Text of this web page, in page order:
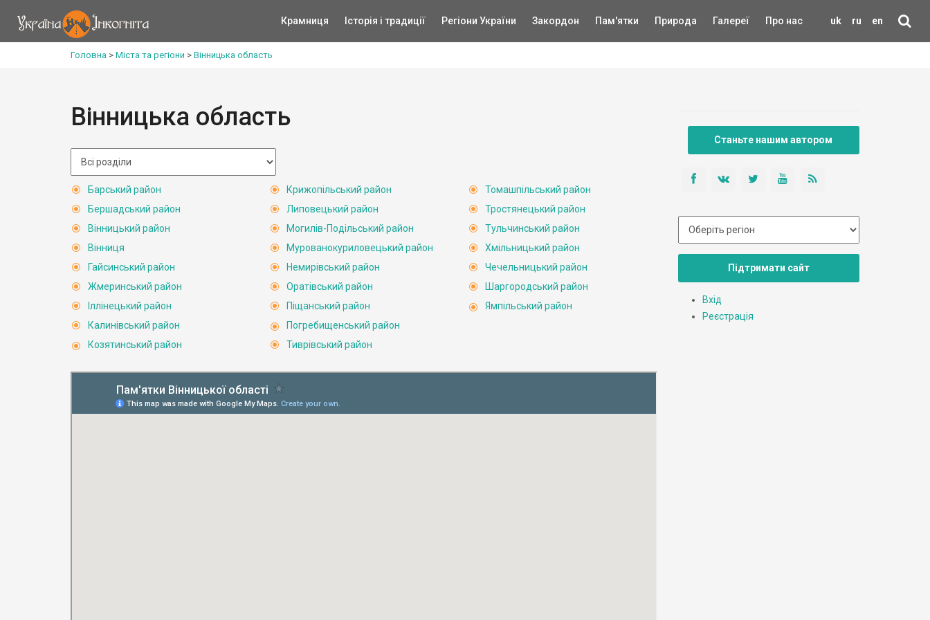
uk ru en
Крамниця Історія і традиції Регіони України Закордон Пам'ятки Природа Галереї Про нас
Головна > Міста та регіони > Вінницька область
Вінницька область
Барський район
Бершадський район
Вінницький район
Вінниця
Гайсинський район
Жмеринський район
Іллінецький район
Калинівський район
Козятинський район
Крижопільський район
Липовецький район
Могилів-Подільський район
Мурованокуриловецький район
Немирівський район
Оратівський район
Піщанський район
Погребищенський район
Тиврівський район
Томашпільський район
Тростянецький район
Тульчинський район
Хмільницький район
Чечельницький район
Шаргородський район
Ямпільський район
Станьте нашим автором
Підтримати сайт
Вхід
Реєстрація